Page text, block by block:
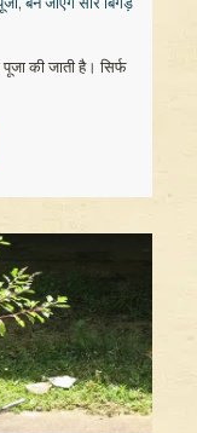
की जाती है। सिर्फ